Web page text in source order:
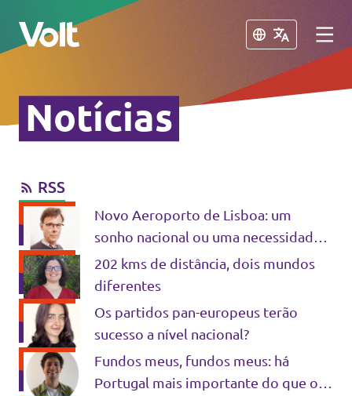
Fechar
Outros capítulos do Volt
Volt Países Baixos
Volt Alemanha
Volt Bélgica
Volt França
Fechar
Políticas
Sobre o Volt
Pessoas
Notícias
Eventos
Notícias
RSS
Novo Aeroporto de Lisboa: um
sonho nacional ou uma necessidade
real?
202 kms de distância, dois mundos
diferentes
Os partidos pan-europeus terão
sucesso a nível nacional?
Fundos meus, fundos meus: há
Portugal mais importante do que o